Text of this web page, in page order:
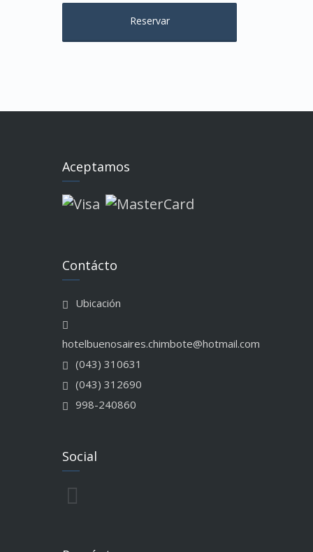
Aceptamos
Contácto
Ubicación
hotelbuenosaires.chimbote@hotmail.com
(043) 310631
(043) 312690
998-240860
Social